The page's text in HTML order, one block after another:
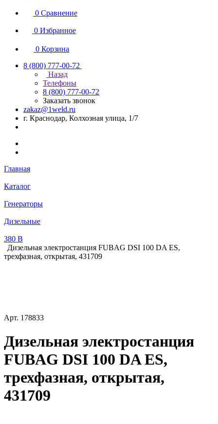
0 Сравнение
0 Избранное
0 Корзина
8 (800) 777-00-72
Назад
Телефоны
8 (800) 777-00-72
Заказать звонок
zakaz@1weld.ru
г. Краснодар, Колхозная улица, 1/7
Главная
Каталог
Генераторы
Дизельные
380 В
Дизельная электростанция FUBAG DSI 100 DA ES,
трехфазная, открытая, 431709
Арт. 178833
Дизельная электростанция
FUBAG DSI 100 DA ES,
трехфазная, открытая,
431709